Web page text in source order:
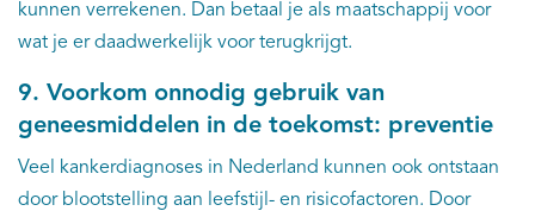
kunnen verrekenen. Dan betaal je als maatschappij voor
wat je er daadwerkelijk voor terugkrijgt.
9. Voorkom onnodig gebruik van
geneesmiddelen in de toekomst: preventie
Veel kankerdiagnoses in Nederland kunnen ook ontstaan
door blootstelling aan leefstijl- en risicofactoren. Door